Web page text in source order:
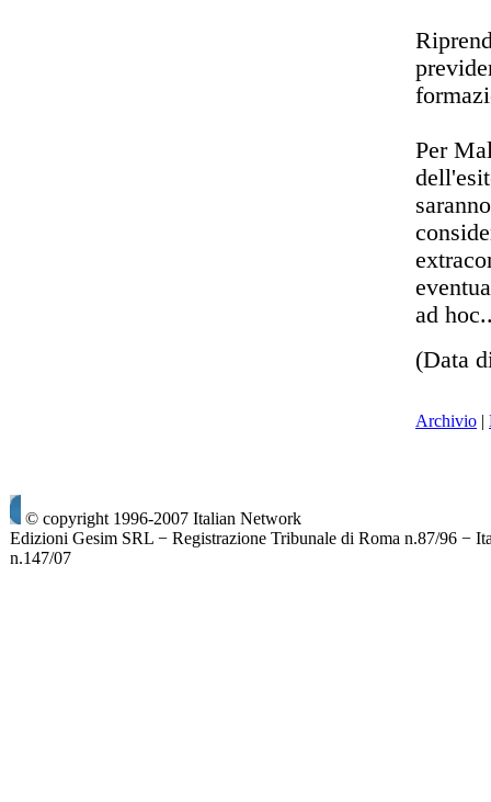
Per
ad
(Data
Archivio |
© copyright 1996-2007 Italian Network
Edizioni Gesim SRL − Registrazione Tribunale di Roma n.87/96 −
n.147/07